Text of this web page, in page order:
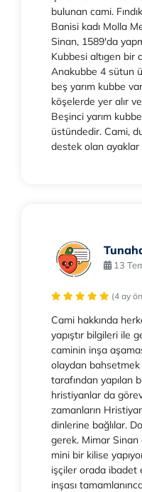
bulunan cami.
Banisi kadı Molla
Sinan, 1589'da
Kubbesi altıgen bir
Anakubbe 4 sütun
beş yarım kubbe
köşelerde yer alır
Beşinci yarım kubbe
üstündedir. Cami,
destek olan
13
(4 ay
Cami hakkında
yapıştır bilgileri ile
caminin inşa
olaydan
tarafından yapılan
hristiyanlar da
zamanların
dinlerine bağlılar.
gerek. Mimar
mini bir kilise
işçiler orada ibadet
inşası